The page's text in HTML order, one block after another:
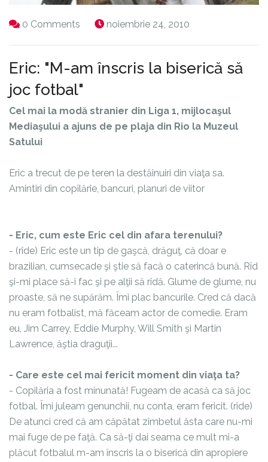
0 Comments noiembrie 24, 2010
Eric: "M-am înscris la biserică să
joc fotbal"
Cel mai la modă stranier din Liga 1, mijlocaşul
Mediaşului a ajuns de pe plaja din Rio la Muzeul
Satului
Eric a trecut de pe teren la destăinuiri din viaţa sa.
Amintiri din copilărie, bancuri, planuri de viitor
- Eric, cum este Eric cel din afara terenului?
- (rîde) Eric este un tip de gaşcă, drăguţ, că doar e
brazilian, cumsecade şi ştie să facă o caterincă bună. Rîd
şi-mi place să-i fac şi pe alţii să rîdă. Glume de glume, nu
proaste, să ne supărăm. Îmi plac bancurile. Cred că dacă
nu eram fotbalist, mă făceam actor de comedie. Eram
eu, Jim Carrey, Eddie Murphy, Will Smith şi Martin
Lawrence, ăştia draguţii...
- Care este cel mai fericit moment din viaţa ta?
- Copilăria a fost minunată! Fugeam de acasă ca să joc
fotbal. Îmi juleam genunchii, nu conta, eram fericit. (rîde)
De atunci cred că am căpătat zîmbetul ăsta care nu-mi
mai fuge de pe faţă. Ca să-ţi dai seama ce mult mi-a
plăcut fotbalul m-am înscris la o biserică din apropiere